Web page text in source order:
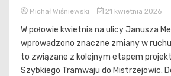
Michał Wiśniewski 21 kwietnia 2026
W połowie kwietnia na ulicy Janusza
wprowadzono znaczne zmiany w
to związane z kolejnym etapem
Szybkiego Tramwaju do Mistrzejowic.